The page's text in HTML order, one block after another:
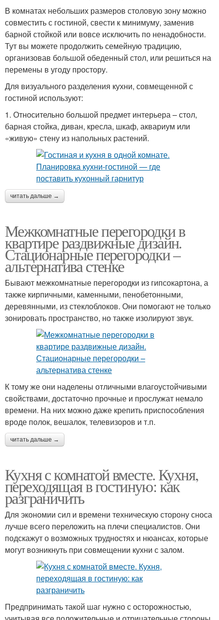
В комнатах небольших размеров столовую зону можно
совместить с гостиной, свести к минимуму, заменив
барной стойкой или вовсе исключить по ненадобности.
Тут вы можете продолжить семейную традицию,
организовав большой обеденный стол, или решиться на
перемены в угоду простору.
Для визуального разделения кухни, совмещенной с
гостиной используют:
1. Относительно большой предмет интерьера – стол,
барная стойка, диван, кресла, шкаф, аквариум или
«живую» стену из напольных растений.
читать дальше →
Межкомнатные перегородки в
квартире раздвижные дизайн.
Стационарные перегородки –
альтернатива стенке
Бывают межкомнатные перегородки из гипсокартона, а
также кирпичными, каменными, пенобетонными,
деревянными, из стеклоблоков. Они помогают не только
зонировать пространство, но также изолируют звук.
К тому же они наделены отличными влагоустойчивыми
свойствами, достаточно прочные и прослужат немало
времени. На них можно даже крепить приспособления
вроде полок, вешалок, телевизоров и т.п.
читать дальше →
Кухня с комнатой вместе. Кухня,
переходящая в гостиную: как
разграничить
Для экономии сил и времени техническую сторону сноса
лучше всего переложить на плечи специалистов. Они
подскажут о возможных трудностях и нюансах, которые
могут возникнуть при совмещении кухни с залом.
Предпринимать такой шаг нужно с осторожностью,